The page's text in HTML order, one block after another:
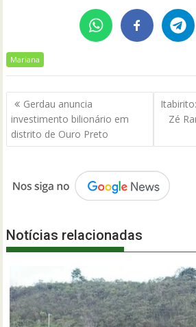
Mariana
Navegação
de
Post
Gerdau anuncia
investimento bilionário em
distrito de Ouro Preto
Zé
Notícias relacionadas